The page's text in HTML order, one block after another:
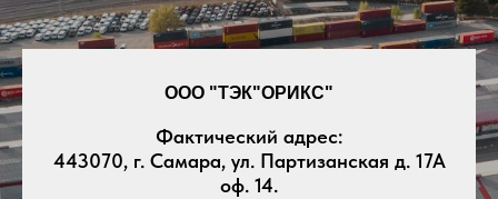
ООО "ТЭК"ОРИКС"
Фактический адрес:
443070, г. Самара, ул. Партизанская д. 17А
оф. 14.